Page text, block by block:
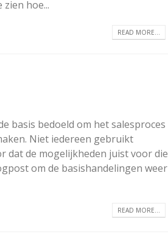
hoe...
READ MORE...
basis bedoeld om het salesproces
Niet iedereen gebruikt
dat de mogelijkheden juist voor die
om de basishandelingen weer
READ MORE...